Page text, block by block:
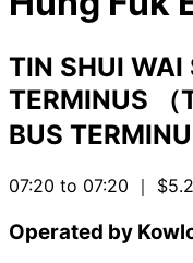
TIN SHUI WAI
TERMINUS （
BUS
07:20 to 07:20 ｜
Operated by